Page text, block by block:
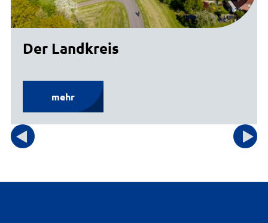
Der Landkreis
mehr